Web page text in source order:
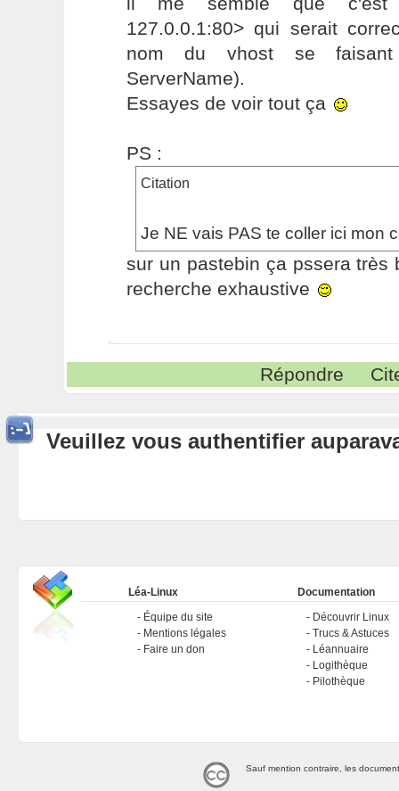
127.0.0.1:80> qui serait
nom du vhost se
ServerName).
Essayes de voir tout ça
PS :
Citation
Je NE vais PAS te coller ici mon
sur un pastebin ça pssera très
recherche exhaustive
Répondre
Veuillez vous authentifier
Léa-Linux
Équipe du site
Mentions légales
Faire un don
Documentation
Découvrir Linux
Trucs & Astuces
Léannuaire
Logithèque
Pilothèque
Sauf mention contraire, les